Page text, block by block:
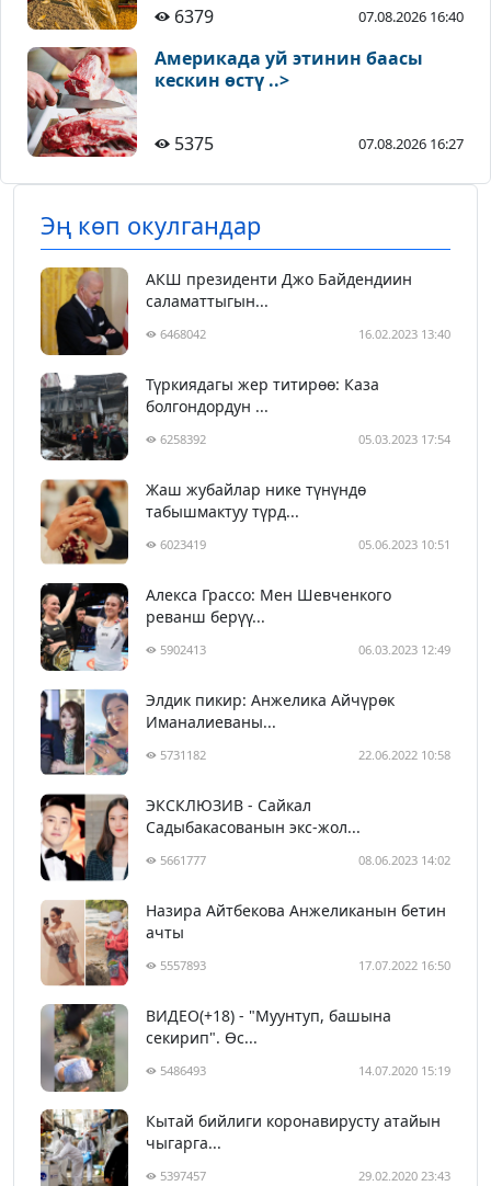
6379 07.08.2026 16:40
Америкада уй этинин баасы
кескин өстү ..>
5375 07.08.2026 16:27
Эң көп окулгандар
АКШ президенти Джо Байдендиин
саламаттыгын...
6468042 16.02.2023 13:40
Түркиядагы жер титирөө: Каза
болгондордун ...
6258392 05.03.2023 17:54
Жаш жубайлар нике түнүндө
табышмактуу түрд...
6023419 05.06.2023 10:51
Алекса Грассо: Мен Шевченкого
реванш берүү...
5902413 06.03.2023 12:49
Элдик пикир: Анжелика Айчүрөк
Иманалиеваны...
5731182 22.06.2022 10:58
ЭКСКЛЮЗИВ - Сайкал
Садыбакасованын экс-жол...
5661777 08.06.2023 14:02
Назира Айтбекова Анжеликанын бетин
ачты
5557893 17.07.2022 16:50
ВИДЕО(+18) - "Муунтуп, башына
секирип". Өс...
5486493 14.07.2020 15:19
Кытай бийлиги коронавирусту атайын
чыгарга...
5397457 29.02.2020 23:43